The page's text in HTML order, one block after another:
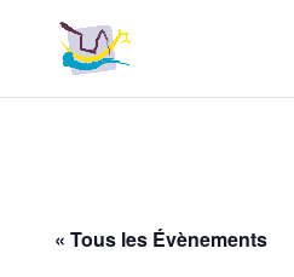
« Tous les Évènements